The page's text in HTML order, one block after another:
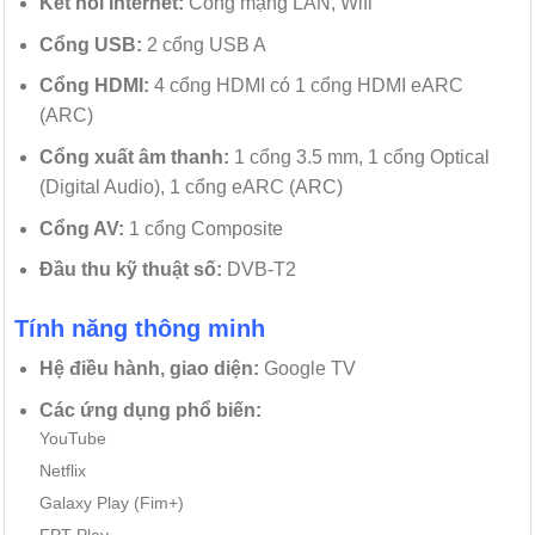
Cổng USB: 2 cổng USB A
Cổng HDMI: 4 cổng HDMI có 1 cổng HDMI eARC
(ARC)
Cổng xuất âm thanh: 1 cổng 3.5 mm, 1 cổng Optical
(Digital Audio), 1 cổng eARC (ARC)
Cổng AV: 1 cổng Composite
Đầu thu kỹ thuật số: DVB-T2
Tính năng thông minh
Hệ điều hành, giao diện: Google TV
Các ứng dụng phổ biến:
YouTube
Netflix
Galaxy Play (Fim+)